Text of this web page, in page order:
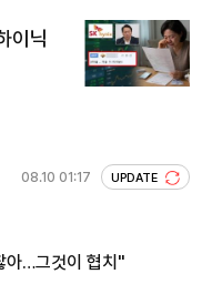
이닉
08.10 01:17 UPDATE
아…그것이 협치"